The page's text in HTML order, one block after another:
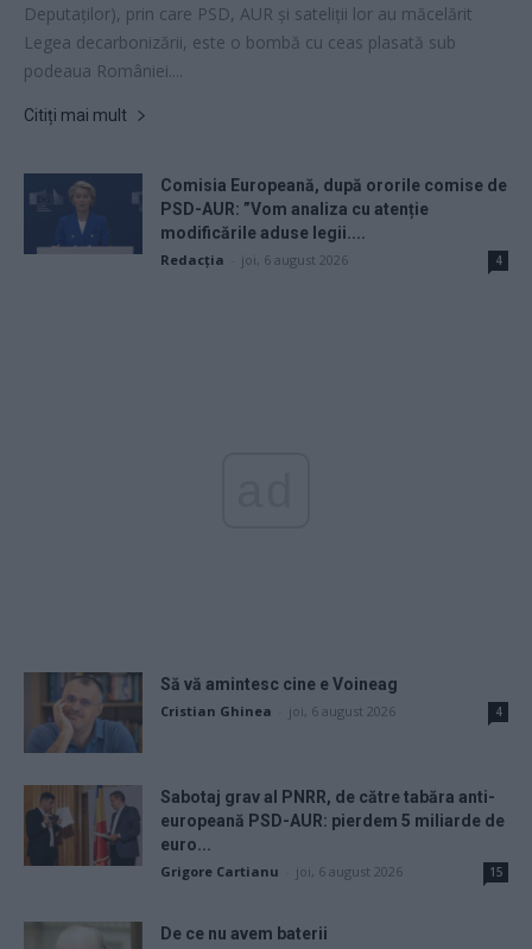
Deputaților), prin care PSD, AUR și sateliții lor au măcelărit
Legea decarbonizării, este o bombă cu ceas plasată sub
podeaua României....
Citiți mai mult
Comisia Europeană, după ororile comise de
PSD-AUR: ”Vom analiza cu atenție
modificările aduse legii....
Redacţia joi, 6 august 2026 4
Să vă amintesc cine e Voineag
Cristian Ghinea joi, 6 august 2026 4
Sabotaj grav al PNRR, de către tabăra anti-
europeană PSD-AUR: pierdem 5 miliarde de
euro...
Grigore Cartianu joi, 6 august 2026 15
De ce nu avem baterii